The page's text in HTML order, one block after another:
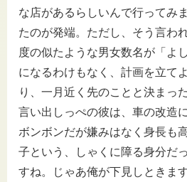
な店があるらしいんで行ってみ
たのが発端。ただし、そう言わ
度の似たような男女数名が「よ
になるわけもなく、計画を立て
り、一月近く先のことと決まった
言い出しっぺの彼は、車の改造
ボンボンだが嫌みはなく身長も
子という、しゃくに障る身分だ
すね。じゃあ俺が下見しときま